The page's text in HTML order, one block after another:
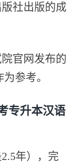
社出版的成
官网发布的
参考。
升本汉语
年），完